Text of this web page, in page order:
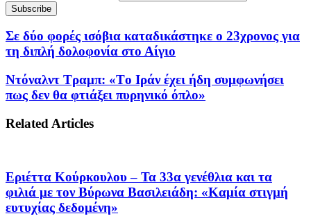
Σε δύο φορές ισόβια καταδικάστηκε ο 23χρονος για
τη διπλή δολοφονία στο Αίγιο
Ντόναλντ Τραμπ: «Tο Ιράν έχει ήδη συμφωνήσει
πως δεν θα φτιάξει πυρηνικό όπλο»
Related Articles
Εριέττα Κούρκουλου – Τα 33α γενέθλια και τα
φιλιά με τον Βύρωνα Βασιλειάδη: «Καμία στιγμή
ευτυχίας δεδομένη»